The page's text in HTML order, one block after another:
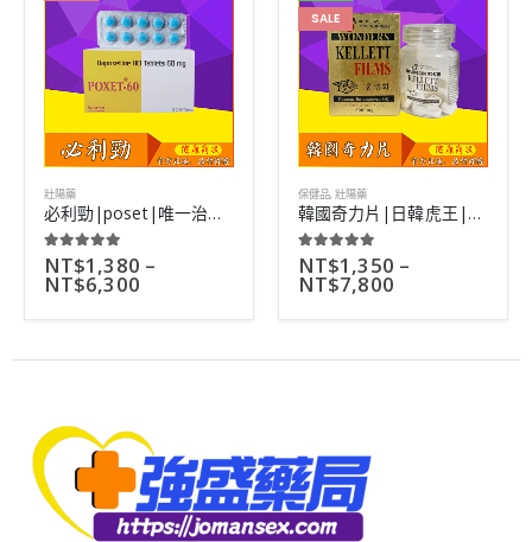
壯陽藥
必利勁|poset|唯一治療早洩產品|三倍延時功效|10粒/盒
5.00out of 5
NT$1,380 –
NT$6,300
SALE
保健品,壯陽藥
韓國奇力片|日韓虎王|世界草本壯陽第一品牌|胡小禎代言|10粒
5.00out of 5
NT$1,350 –
NT$7,800